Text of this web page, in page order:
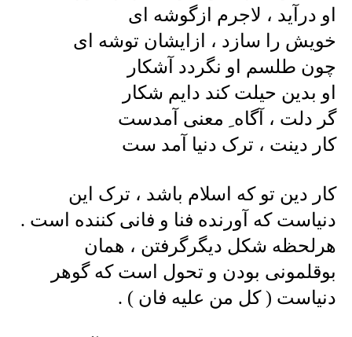
او درآید ، لاجرم ازگوشه ای
خویش را سازد ، ازایشان توشه ای
چون طلسم او نگردد آشکار
او بدین حیلت کند دایم شکار
گر دلت ، آگاه ِ معنی آمدست
کار دینت ، ترک دنیا آمد ست
کار دین تو که اسلام باشد ، ترک این
دنیاست که آورنده فنا و فانی کننده است .
هرلحظه شکل دیگرگرفتن ، همان
بوقلمونی بودن و تحول است که گوهر
دنیاست ( کل من علیه فان ) .